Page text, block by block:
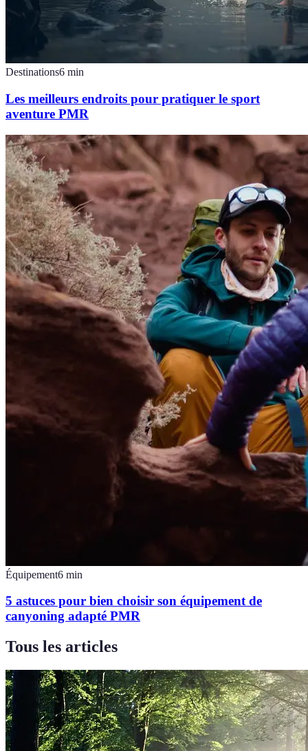
Destinations6 min
Les meilleurs endroits pour pratiquer le sport
aventure PMR
Équipement6 min
5 astuces pour bien choisir son équipement de
canyoning adapté PMR
Tous les articles